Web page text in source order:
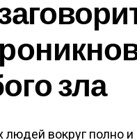
зла
вокруг полно и